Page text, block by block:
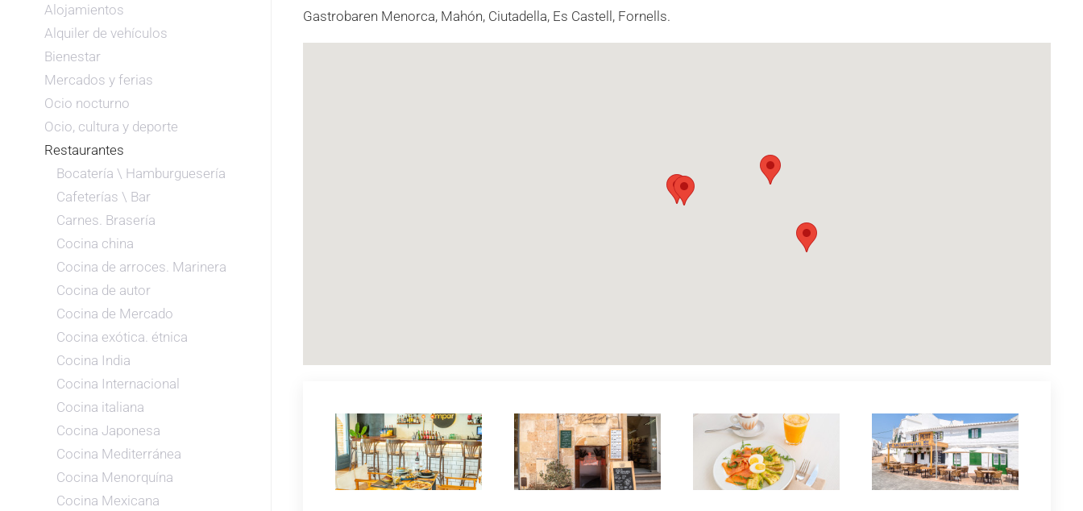
Gastrobaren Menorca, Mahón, Ciutadella, Es Castell, Fornells.
Alojamientos
Alquiler de vehículos
Bienestar
Mercados y ferias
Ocio nocturno
Ocio, cultura y deporte
Restaurantes
Bocatería \ Hamburguesería
Cafeterías \ Bar
Carnes. Brasería
Cocina china
Cocina de arroces. Marinera
Cocina de autor
Cocina de Mercado
Cocina exótica. étnica
Cocina India
Cocina Internacional
Cocina italiana
Cocina Japonesa
Cocina Mediterránea
Cocina Menorquína
Cocina Mexicana